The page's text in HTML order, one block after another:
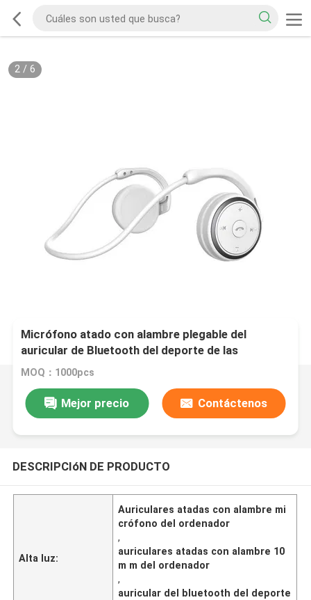
2/ 6
Micrófono atado con alambre plegable del
auricular de Bluetooth del deporte de las
auriculares 10m m del ordenador
MOQ：1000pcs
Mejor precio Contáctenos
DESCRIPCIóN DE PRODUCTO
Alta luz:
Auriculares atadas con alambre mi
crófono del ordenador
,
auriculares atadas con alambre 10
m m del ordenador
,
auricular del bluetooth del deporte